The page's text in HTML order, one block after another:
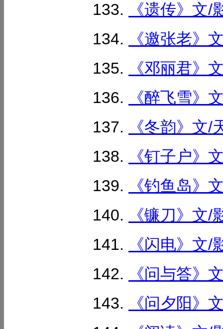
《遗传》文
《邀张老》
《邓丽君》
《醉飞雪》
《冬韵》文
《钉子户》
《钓鱼岛》
《镰刀》文
《闪电》文
《问与答》
《问夕阳》